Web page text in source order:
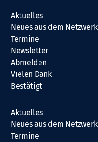
Aktuelles
Neues aus dem Netzwerk
Termine
Newsletter
Abmelden
Vielen Dank
Bestätigt
Aktuelles
Neues aus dem Netzwerk
Termine